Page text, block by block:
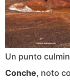
Un punto
Conche, noto